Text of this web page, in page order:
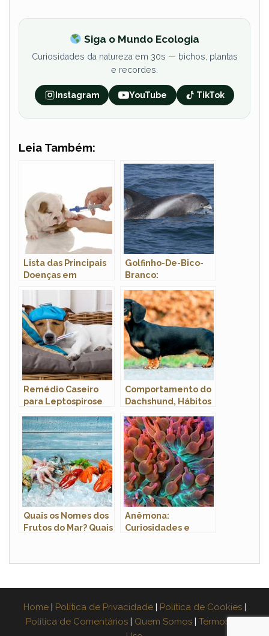
Siga o Mundo Ecologia
Curiosidades da natureza em 30s — bichos, plantas
e recordes.
Instagram YouTube TikTok
Leia Também:
Lista das Principais
Doenças em
Golfinho-De-Bico-
Branco:
Nome Científico E
Fotos
Remédio Caseiro
para Leptospirose
Funciona?
Comportamento do
Dachshund, Hábitos
Quais os Nomes dos
Frutos do Mar? Quais
Anêmona:
Curiosidades e
Home Política de Privacidade Política de Cookies
Política de Comentários
Quem Somos
Termos de